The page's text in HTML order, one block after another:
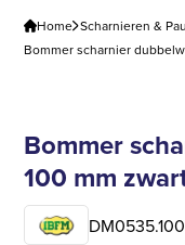
Home Scharnieren &
Bommer scharnier
Bommer
100 mm